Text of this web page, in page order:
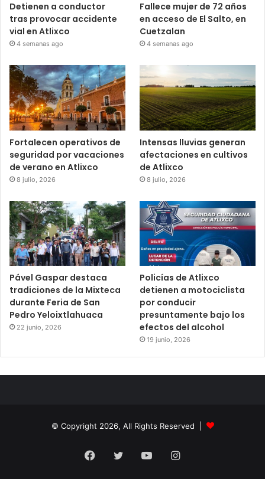
Detienen a conductor
tras provocar accidente
vial en Atlixco
4 semanas ago
Fallece mujer de 72 años
en acceso de El Salto, en
Cuetzalan
4 semanas ago
Fortalecen operativos de
seguridad por vacaciones
de verano en Atlixco
8 julio, 2026
Intensas lluvias generan
afectaciones en cultivos
de Atlixco
8 julio, 2026
Pável Gaspar destaca
tradiciones de la Mixteca
durante Feria de San
Pedro Yeloixtlahuaca
22 junio, 2026
Policías de Atlixco
detienen a motociclista
por conducir
presuntamente bajo los
efectos del alcohol
19 junio, 2026
© Copyright 2026, All Rights Reserved |
Facebook
TwitterYouTubeInstagram